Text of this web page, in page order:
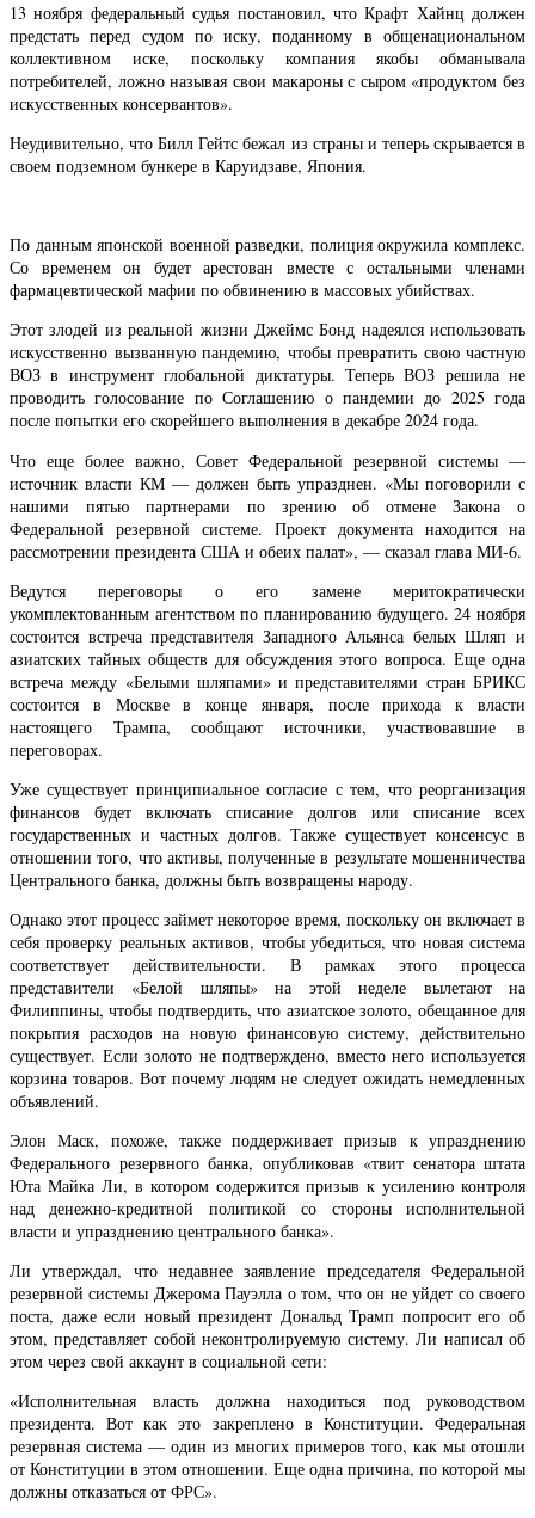
13 ноября федеральный судья постановил, что Крафт Хайнц должен
предстать перед судом по иску, поданному в общенациональном
коллективном иске, поскольку компания якобы обманывала
потребителей, ложно называя свои макароны с сыром «продуктом без
искусственных консервантов».
Неудивительно, что Билл Гейтс бежал из страны и теперь скрывается в
своем подземном бункере в Каруидзаве, Япония.
По данным японской военной разведки, полиция окружила комплекс.
Со временем он будет арестован вместе с остальными членами
фармацевтической мафии по обвинению в массовых убийствах.
Этот злодей из реальной жизни Джеймс Бонд надеялся использовать
искусственно вызванную пандемию, чтобы превратить свою частную
ВОЗ в инструмент глобальной диктатуры. Теперь ВОЗ решила не
проводить голосование по Соглашению о пандемии до 2025 года
после попытки его скорейшего выполнения в декабре 2024 года.
Что еще более важно, Совет Федеральной резервной системы —
источник власти КМ — должен быть упразднен. «Мы поговорили с
нашими пятью партнерами по зрению об отмене Закона о
Федеральной резервной системе. Проект документа находится на
рассмотрении президента США и обеих палат», — сказал глава МИ-6.
Ведутся переговоры о его замене меритократически
укомплектованным агентством по планированию будущего. 24 ноября
состоится встреча представителя Западного Альянса белых Шляп и
азиатских тайных обществ для обсуждения этого вопроса. Еще одна
встреча между «Белыми шляпами» и представителями стран БРИКС
состоится в Москве в конце января, после прихода к власти
настоящего Трампа, сообщают источники, участвовавшие в
переговорах.
Уже существует принципиальное согласие с тем, что реорганизация
финансов будет включать списание долгов или списание всех
государственных и частных долгов. Также существует консенсус в
отношении того, что активы, полученные в результате мошенничества
Центрального банка, должны быть возвращены народу.
Однако этот процесс займет некоторое время, поскольку он включает в
себя проверку реальных активов, чтобы убедиться, что новая система
соответствует действительности. В рамках этого процесса
представители «Белой шляпы» на этой неделе вылетают на
Филиппины, чтобы подтвердить, что азиатское золото, обещанное для
покрытия расходов на новую финансовую систему, действительно
существует. Если золото не подтверждено, вместо него используется
корзина товаров. Вот почему людям не следует ожидать немедленных
объявлений.
Элон Маск, похоже, также поддерживает призыв к упразднению
Федерального резервного банка, опубликовав «твит сенатора штата
Юта Майка Ли, в котором содержится призыв к усилению контроля
над денежно-кредитной политикой со стороны исполнительной
власти и упразднению центрального банка».
Ли утверждал, что недавнее заявление председателя Федеральной
резервной системы Джерома Пауэлла о том, что он не уйдет со своего
поста, даже если новый президент Дональд Трамп попросит его об
этом, представляет собой неконтролируемую систему. Ли написал об
этом через свой аккаунт в социальной сети:
«Исполнительная власть должна находиться под руководством
президента. Вот как это закреплено в Конституции. Федеральная
резервная система — один из многих примеров того, как мы отошли
от Конституции в этом отношении. Еще одна причина, по которой мы
должны отказаться от ФРС».